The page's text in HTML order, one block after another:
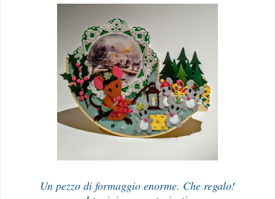
Un pezzo di formaggio enorme. Che regalo!